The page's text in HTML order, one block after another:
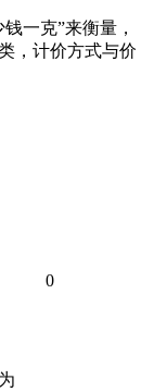
一克”来衡量，
，计价方式与价
0